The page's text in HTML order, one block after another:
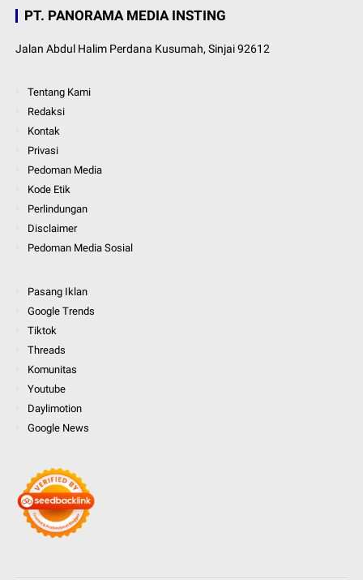
PT. PANORAMA MEDIA INSTING
Jalan Abdul Halim Perdana Kusumah, Sinjai 92612
Tentang Kami
Redaksi
Kontak
Privasi
Pedoman Media
Kode Etik
Perlindungan
Disclaimer
Pedoman Media Sosial
Pasang Iklan
Google Trends
Tiktok
Threads
Komunitas
Youtube
Daylimotion
Google News